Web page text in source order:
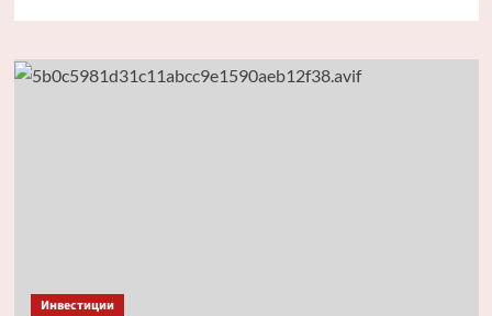
Инвестиции